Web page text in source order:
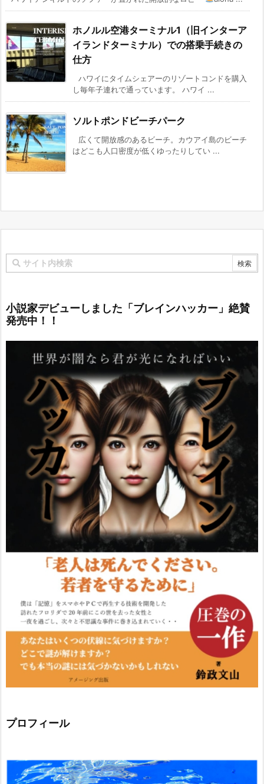
ホノルル空港ターミナル1（旧インターア
イランドターミナル）での搭乗手続きの
仕方
ハワイにタイムシェアーのリゾートコンドを購入
し毎年子連れで通っています。 ハワイ ...
ソルトポンドビーチパーク
広くて開放感のあるビーチ。カウアイ島のビーチ
はどこも人口密度が低くゆったりしてい ...
小説家デビューしました「ブレインハッカー」絶賛
発売中！！
プロフィール